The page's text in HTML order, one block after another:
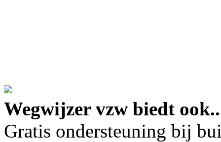
Wegwijzer vzw biedt
Gratis ondersteuning bij